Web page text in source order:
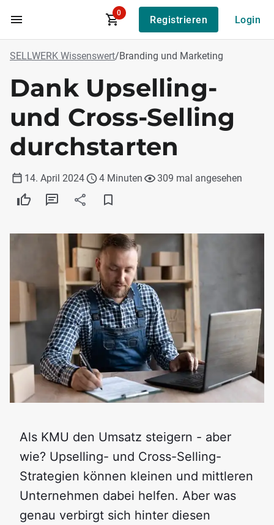
Zum Hauptinhalt
0
Registrieren Login
SELLWERK Wissenswert/Branding und Marketing
Dank Upselling-
und Cross-Selling
durchstarten
14. April 2024 4 Minuten 309 mal angesehen
Als KMU den Umsatz steigern - aber
wie? Upselling- und Cross-Selling-
Strategien können kleinen und mittleren
Unternehmen dabei helfen. Aber was
genau verbirgt sich hinter diesen